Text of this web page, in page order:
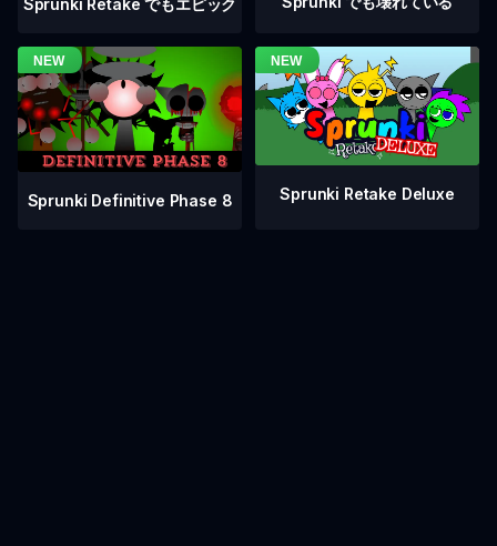
Sprunki Definitive Phase 8 Sprunki Retake Deluxe